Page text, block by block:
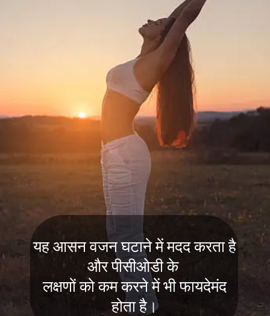
यह आसन वजन घटाने में मदद करता है
और पीसीओडी के
लक्षणों को कम करने में भी फायदेमंद
होता है।